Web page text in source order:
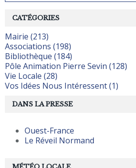
CATÉGORIES
Mairie (213)
Associations (198)
Bibliothèque (184)
Pôle Animation Pierre Sevin (128)
Vie Locale (28)
Vos Idées Nous Intéressent (1)
DANS LA PRESSE
Ouest-France
Le Réveil Normand